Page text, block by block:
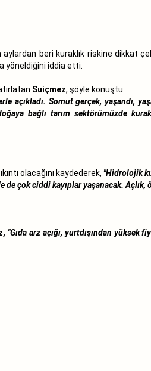
aylardan beri kuraklık riskine dikkat
yöneldiğini iddia etti.
Suiçmez, şöyle konuştu:
açıkladı. Somut gerçek, yaşandı,
bağlı tarım sektörümüzde
olacağını kaydederek, "Hidrolojik
çok ciddi kayıplar yaşanacak. Açlık,
"Gıda arz açığı, yurtdışından yüksek